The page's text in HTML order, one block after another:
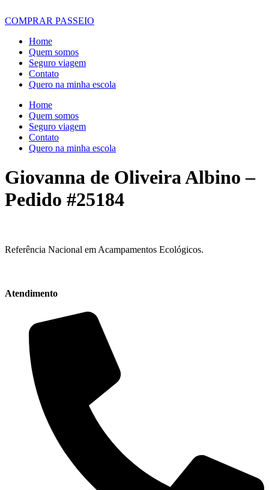
COMPRAR PASSEIO
Home
Quem somos
Seguro viagem
Contato
Quero na minha escola
Home
Quem somos
Seguro viagem
Contato
Quero na minha escola
Giovanna de Oliveira Albino –
Pedido #25184
Referência Nacional em Acampamentos Ecológicos.
Atendimento